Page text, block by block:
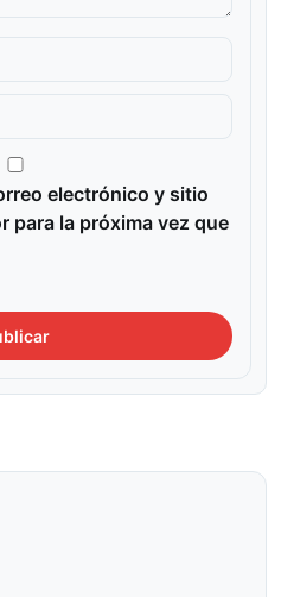
electrónico y sitio
para la próxima vez que